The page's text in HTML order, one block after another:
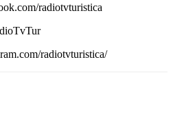
radiotvturistica
radiotvturistica/